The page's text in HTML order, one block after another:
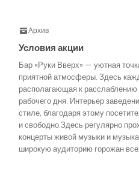
Архив
Условия акции
Бар «Руки Вверх» — уютная
приятной атмосферы. Здесь
располагающая к
рабочего дня. Интерьер
стиле, благодаря этому
и свободно.Здесь регулярно
концерты живой музыки и
широкую аудиторию горожан